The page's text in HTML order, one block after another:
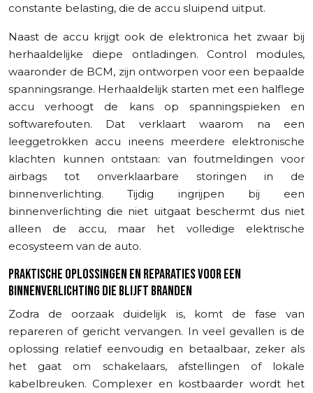
constante belasting, die de accu sluipend uitput.
Naast de accu krijgt ook de elektronica het zwaar bij
herhaaldelijke diepe ontladingen. Control modules,
waaronder de BCM, zijn ontworpen voor een bepaalde
spanningsrange. Herhaaldelijk starten met een halflege
accu verhoogt de kans op spanningspieken en
softwarefouten. Dat verklaart waarom na een
leeggetrokken accu ineens meerdere elektronische
klachten kunnen ontstaan: van foutmeldingen voor
airbags tot onverklaarbare storingen in de
binnenverlichting. Tijdig ingrijpen bij een
binnenverlichting die niet uitgaat beschermt dus niet
alleen de accu, maar het volledige elektrische
ecosysteem van de auto.
PRAKTISCHE OPLOSSINGEN EN REPARATIES VOOR EEN
BINNENVERLICHTING DIE BLIJFT BRANDEN
Zodra de oorzaak duidelijk is, komt de fase van
repareren of gericht vervangen. In veel gevallen is de
oplossing relatief eenvoudig en betaalbaar, zeker als
het gaat om schakelaars, afstellingen of lokale
kabelbreuken. Complexer en kostbaarder wordt het